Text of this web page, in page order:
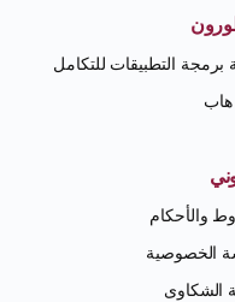
برمجة التطبيقات للتكامل
والأحكام
الخصوصية
الشكاوى